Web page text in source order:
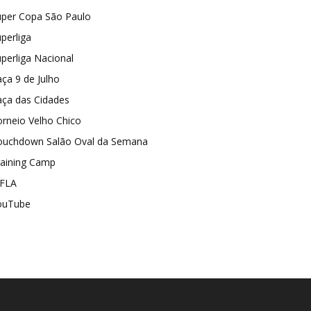
Copa São Paulo
Nacional
9 de Julho
das Cidades
Velho Chico
Salão Oval da Semana
Camp